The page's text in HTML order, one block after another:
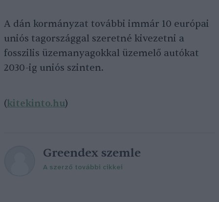
A dán kormányzat további immár 10 európai
uniós tagországgal szeretné kivezetni a
fosszilis üzemanyagokkal üzemelő autókat
2030-ig uniós szinten.
(kitekinto.hu)
Greendex szemle
A szerző további cikkei